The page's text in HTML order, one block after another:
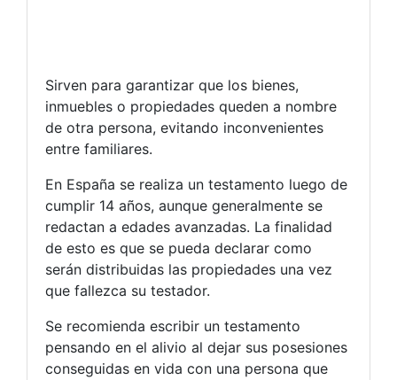
Sirven para garantizar que los bienes,
inmuebles o propiedades queden a nombre
de otra persona, evitando inconvenientes
entre familiares.
En España se realiza un testamento luego de
cumplir 14 años, aunque generalmente se
redactan a edades avanzadas. La finalidad
de esto es que se pueda declarar como
serán distribuidas las propiedades una vez
que fallezca su testador.
Se recomienda escribir un testamento
pensando en el alivio al dejar sus posesiones
conseguidas en vida con una persona que